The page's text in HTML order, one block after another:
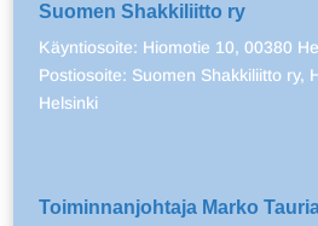
Suomen Shakkiliitto ry
Käyntiosoite: Hiomotie 10, 00380
Postiosoite: Suomen Shakkiliitto ry,
Helsinki
Toiminnanjohtaja Marko